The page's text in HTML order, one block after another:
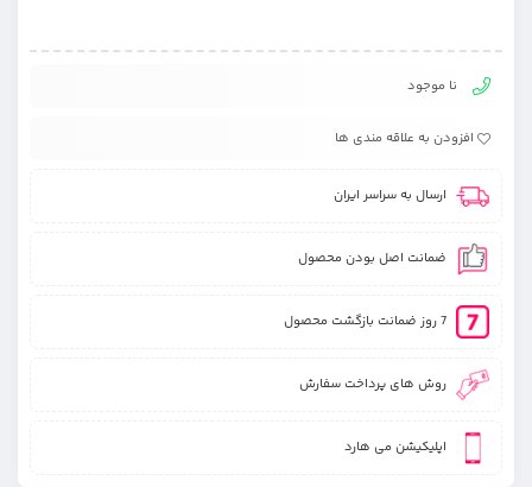
نا موجود
افزودن به علاقه مندی ها
ارسال به سراسر ایران
ضمانت اصل بودن محصول
7 روز ضمانت بازگشت محصول
روش های پرداخت سفارش
اپلیکیشن می هارد